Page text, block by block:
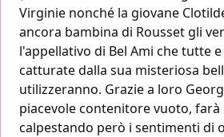
Virginie nonché la giovane
ancora bambina di Rousset gli
l'appellativo di Bel Ami che tutte
catturate dalla sua misteriosa
utilizzeranno. Grazie a loro
piacevole contenitore vuoto, farà
calpestando però i sentimenti di